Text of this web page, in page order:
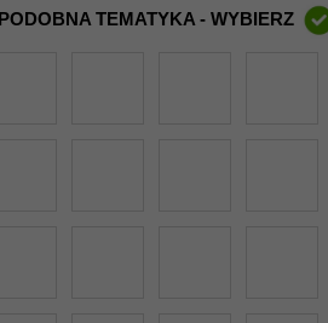
PODOBNA TEMATYKA - WYBIERZ